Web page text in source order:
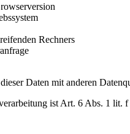
Rechners
Daten mit anderen
ist Art. 6 Abs. 1 lit.